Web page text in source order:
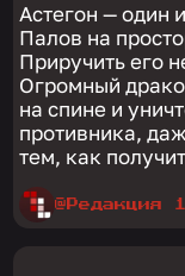
Астегон — один
Палов на
Приручить его
Огромный
на спине и
противника, даже не
тем, как
@Редакция